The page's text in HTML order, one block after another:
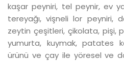
kaşar peyniri, tel peynir, ev
tereyağı, vişneli lor peyniri,
zeytin çeşitleri, çikolata, pişi,
yumurta, kuymak, patates
ürünü ve çay ile yöresel ve